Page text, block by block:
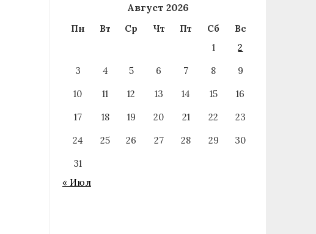
Август 2026
Пн Вт Ср Чт Пт Сб
Вс
1
2
3
4 5 6 7 8
9
10
11 12 13 14 15
16
17
18 19 20 21 22
23
24
25 26 27 28 29
30
31
« Июл